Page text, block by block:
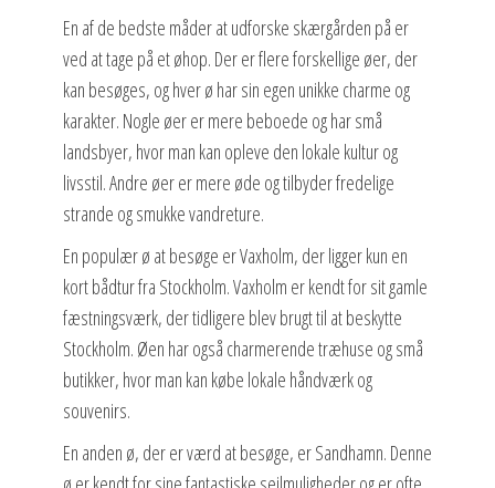
En af de bedste måder at udforske skærgården på er
ved at tage på et øhop. Der er flere forskellige øer, der
kan besøges, og hver ø har sin egen unikke charme og
karakter. Nogle øer er mere beboede og har små
landsbyer, hvor man kan opleve den lokale kultur og
livsstil. Andre øer er mere øde og tilbyder fredelige
strande og smukke vandreture.
En populær ø at besøge er Vaxholm, der ligger kun en
kort bådtur fra Stockholm. Vaxholm er kendt for sit gamle
fæstningsværk, der tidligere blev brugt til at beskytte
Stockholm. Øen har også charmerende træhuse og små
butikker, hvor man kan købe lokale håndværk og
souvenirs.
En anden ø, der er værd at besøge, er Sandhamn. Denne